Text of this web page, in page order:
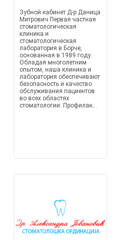
Зубной кабинет Д-р Даница
Митрович Первая частная
стоматологическая
клиника и
стоматологическая
лаборатория в Борче,
основанная в 1989 году.
Обладая многолетним
опытом, наша клиника и
лаборатория обеспечивают
безопасность и качество
обслуживания пациентов
во всех областях
стоматологии: Профилак...